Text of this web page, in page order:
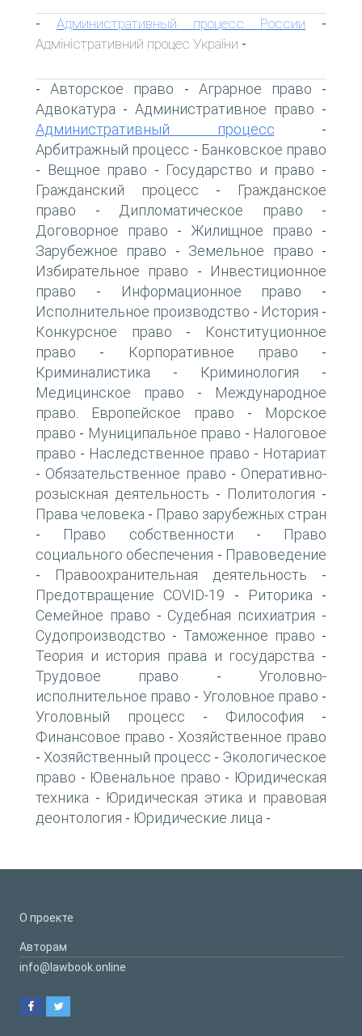
- Административный процесс России -
Адміністративний процес України -
-Авторское право - Аграрное право -
Адвокатура - Административное право -
Административный процесс -
Арбитражный процесс - Банковское право
- Вещное право - Государство и право -
Гражданский процесс -
Гражданское
право - Дипломатическое право -
Договорное право - Жилищное право -
Зарубежное право - Земельное право -
Избирательное право -
Инвестиционное
право - Информационное право -
Исполнительное производство - История -
Конкурсное право -
Конституционное
право - Корпоративное право -
Криминалистика - Криминология -
Медицинское право -
Международное
право. Европейское право -
Морское
право - Муниципальное право - Налоговое
право - Наследственное право - Нотариат
- Обязательственное право - Оперативно-
розыскная деятельность - Политология -
Права человека - Право зарубежных стран
- Право собственности -
Право
социального обеспечения - Правоведение
- Правоохранительная деятельность -
Предотвращение COVID-19 - Риторика -
Семейное право - Судебная психиатрия -
Судопроизводство - Таможенное право -
Теория и история права и государства -
Трудовое право -Уголовно-
исполнительное право - Уголовное право -
Уголовный процесс - Философия -
Финансовое право - Хозяйственное право
- Хозяйственный процесс - Экологическое
право - Ювенальное право - Юридическая
техника - Юридическая этика и правовая
деонтология - Юридические лица -
О проекте
Авторам
info@lawbook.online